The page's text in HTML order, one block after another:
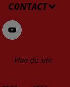
CONTACT
Plan du site